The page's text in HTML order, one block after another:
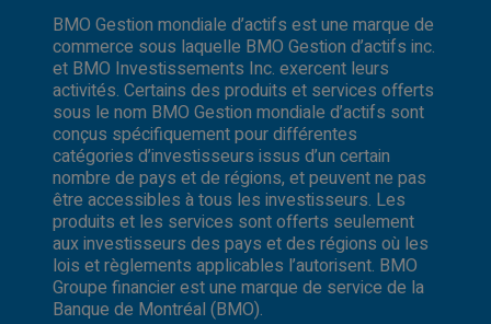
BMO Gestion mondiale d’actifs est une marque de
commerce sous laquelle BMO Gestion d’actifs inc.
et BMO Investissements Inc. exercent leurs
activités. Certains des produits et services offerts
sous le nom BMO Gestion mondiale d’actifs sont
conçus spécifiquement pour différentes
catégories d’investisseurs issus d’un certain
nombre de pays et de régions, et peuvent ne pas
être accessibles à tous les investisseurs. Les
produits et les services sont offerts seulement
aux investisseurs des pays et des régions où les
lois et règlements applicables l’autorisent. BMO
Groupe financier est une marque de service de la
Banque de Montréal (BMO).